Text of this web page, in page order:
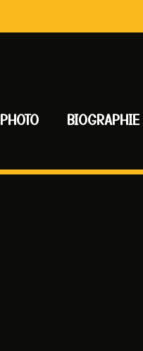
PHOTO BIOGRAPHIE